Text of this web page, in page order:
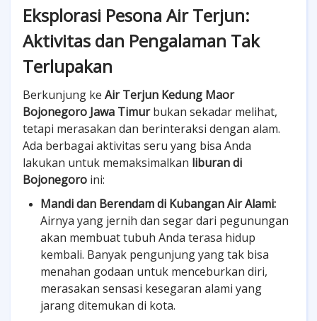
Eksplorasi Pesona Air Terjun:
Aktivitas dan Pengalaman Tak
Terlupakan
Berkunjung ke Air Terjun Kedung Maor
Bojonegoro Jawa Timurbukan sekadar melihat,
tetapi merasakan dan berinteraksi dengan alam.
Ada berbagai aktivitas seru yang bisa Anda
lakukan untuk memaksimalkan liburan di
Bojonegoro ini:
Mandi dan Berendam di Kubangan Air Alami:
Airnya yang jernih dan segar dari pegunungan
akan membuat tubuh Anda terasa hidup
kembali. Banyak pengunjung yang tak bisa
menahan godaan untuk menceburkan diri,
merasakan sensasi kesegaran alami yang
jarang ditemukan di kota.